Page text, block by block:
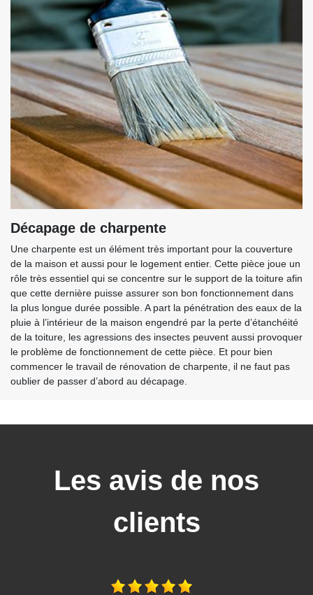
Décapage de charpente
Une charpente est un élément très important pour la couverture
de la maison et aussi pour le logement entier. Cette pièce joue un
rôle très essentiel qui se concentre sur le support de la toiture afin
que cette dernière puisse assurer son bon fonctionnement dans
la plus longue durée possible. A part la pénétration des eaux de la
pluie à l’intérieur de la maison engendré par la perte d’étanchéité
de la toiture, les agressions des insectes peuvent aussi provoquer
le problème de fonctionnement de cette pièce. Et pour bien
commencer le travail de rénovation de charpente, il ne faut pas
oublier de passer d’abord au décapage.
Les avis de nos
clients